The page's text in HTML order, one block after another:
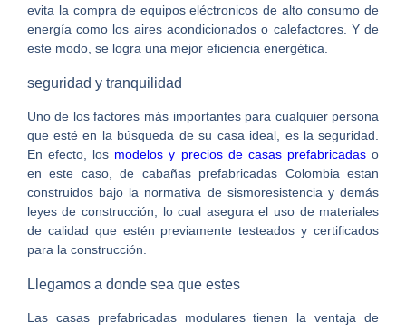
evita la compra de equipos eléctronicos de alto consumo de
energía como los aires acondicionados o calefactores. Y de
este modo, se logra una mejor eficiencia energética.
seguridad y tranquilidad
Uno de los factores más importantes para cualquier persona
que esté en la búsqueda de su casa ideal, es la seguridad.
En efecto, los modelos y precios de casas prefabricadas o
en este caso, de cabañas prefabricadas Colombia estan
construidos bajo la normativa de sismoresistencia y demás
leyes de construcción, lo cual asegura el uso de materiales
de calidad que estén previamente testeados y certificados
para la construcción.
Llegamos a donde sea que estes
Las casas prefabricadas modulares tienen la ventaja de